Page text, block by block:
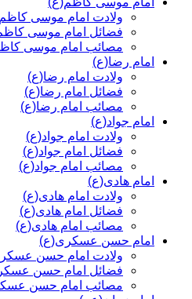
ولادت امام موسی
فضائل امام موسی
مصائب امام موسی
امام رضا(ع)
ولادت امام رضا(ع)
فضائل امام رضا(ع)
مصائب امام رضا(ع)
امام جواد(ع)
ولادت امام جواد(ع)
فضائل امام جواد(ع)
مصائب امام جواد(ع)
امام هادی(ع)
ولادت امام هادی(ع)
فضائل امام هادی(ع)
مصائب امام هادی(ع)
امام حسن عسکری(ع)
ولادت امام حسن
فضائل امام حسن
مصائب امام حسن